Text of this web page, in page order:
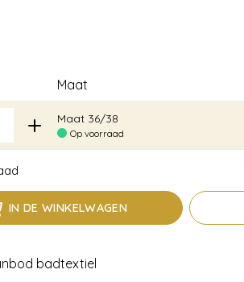
Maat
Maat 36/38
Op voorraad
IN DE WINKELWAGEN
badtextiel